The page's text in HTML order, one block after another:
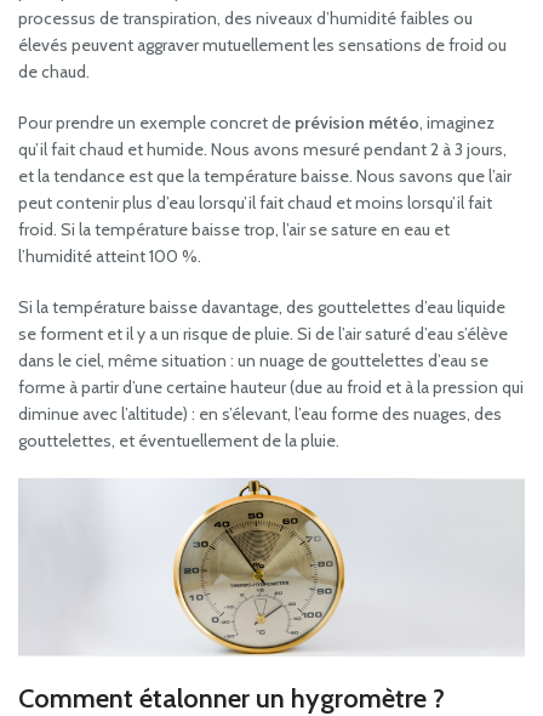
processus de transpiration, des niveaux d’humidité faibles ou
élevés peuvent aggraver mutuellement les sensations de froid ou
de chaud.
Pour prendre un exemple concret de prévision météo, imaginez
qu’il fait chaud et humide. Nous avons mesuré pendant 2 à 3 jours,
et la tendance est que la température baisse. Nous savons que l’air
peut contenir plus d’eau lorsqu’il fait chaud et moins lorsqu’il fait
froid. Si la température baisse trop, l’air se sature en eau et
l’humidité atteint 100 %.
Si la température baisse davantage, des gouttelettes d’eau liquide
se forment et il y a un risque de pluie. Si de l’air saturé d’eau s’élève
dans le ciel, même situation : un nuage de gouttelettes d’eau se
forme à partir d’une certaine hauteur (due au froid et à la pression qui
diminue avec l’altitude) : en s’élevant, l’eau forme des nuages, des
gouttelettes, et éventuellement de la pluie.
Comment étalonner un hygromètre ?